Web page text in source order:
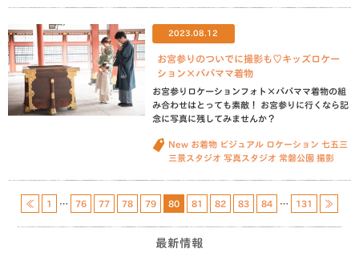
2023.08.12
お宮参りのついでに撮影も♡キッズロケー
ション×パパママ着物
お宮参りロケーションフォト×パパママ着物の組
み合わせはとっても素敵！ お宮参りに行くなら記
念に写真に残してみませんか？
New お着物 ビジュアル ロケーション 七五三
三景スタジオ 写真スタジオ 常磐公園 撮影
≪ 1 … 76 77 78 79 80 81 82 83 84 … 131 ≫
最新情報